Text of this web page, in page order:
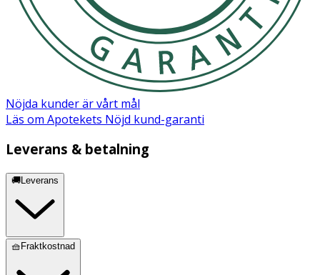
Nöjda kunder är vårt mål
Läs om Apotekets Nöjd kund-garanti
Leverans & betalning
🚚Leverans
🧺Fraktkostnad